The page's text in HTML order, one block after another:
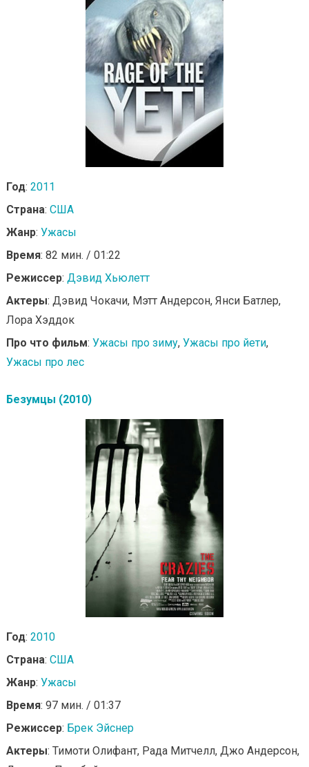
Год: 2011
Страна: США
Жанр: Ужасы
Время: 82 мин. / 01:22
Режиссер: Дэвид Хьюлетт
Актеры: Дэвид Чокачи, Мэтт Андерсон, Янси Батлер,
Лора Хэддок
Про что фильм: Ужасы про зиму, Ужасы про йети,
Ужасы про лес
Безумцы (2010)
Год: 2010
Страна: США
Жанр: Ужасы
Время: 97 мин. / 01:37
Режиссер: Брек Эйснер
Актеры: Тимоти Олифант, Рада Митчелл, Джо Андерсон,